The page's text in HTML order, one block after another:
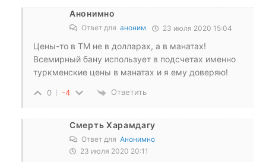
Анонимно
Ответ для аноним 23 июля 2020 15:04
Цены-то в ТМ не в долларах, а в манатах!
Всемирный бану использует в подсчетах именно
туркменские цены в манатах и я ему доверяю!
0 -4 Ответить
Смерть Харамдагу
Ответ для Анонимно
23 июля 2020 20:11